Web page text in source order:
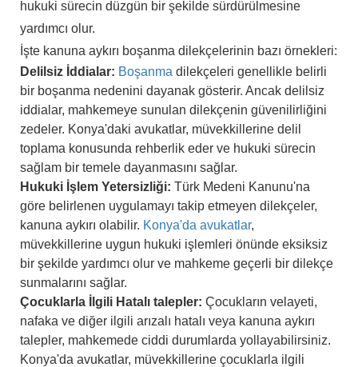
hukuki sürecin düzgün bir şekilde sürdürülmesine
yardımcı olur.
İşte kanuna aykırı boşanma dilekçelerinin bazı örnekleri:
Delilsiz İddialar: Boşanma dilekçeleri genellikle belirli
bir boşanma nedenini dayanak gösterir. Ancak delilsiz
iddialar, mahkemeye sunulan dilekçenin güvenilirliğini
zedeler. Konya'daki avukatlar, müvekkillerine delil
toplama konusunda rehberlik eder ve hukuki sürecin
sağlam bir temele dayanmasını sağlar.
Hukuki İşlem Yetersizliği: Türk Medeni Kanunu'na
göre belirlenen uygulamayı takip etmeyen dilekçeler,
kanuna aykırı olabilir. Konya'da avukatlar,
müvekkillerine uygun hukuki işlemleri önünde eksiksiz
bir şekilde yardımcı olur ve mahkeme geçerli bir dilekçe
sunmalarını sağlar.
Çocuklarla İlgili Hatalı talepler: Çocukların velayeti,
nafaka ve diğer ilgili arızalı hatalı veya kanuna aykırı
talepler, mahkemede ciddi durumlarda yollayabilirsiniz.
Konya'da avukatlar, müvekkillerine çocuklarla ilgili